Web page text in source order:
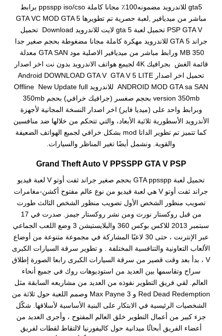
gta5 للاندرويد مضمونه100٪ مجانا كاملة ppsspp iso/cso برابط
مباشر من ميديافير ,لعبة حصرية تم تطويرها GTA VC MOD GTA 5
PSP GTA V تحميل لعبة gta 5 لايت للاندرويد Download تحميل
جراند 5 GTA للاندرويد مهكرة كاملة مجانا مضغوطة بحجم صغير جدا
350 MB ورابط مباشر من ميديافير الاصلية مود GTA SAN معدلة
قائمة الغش بجرافيك 4K لجيمع هواتف الاندرويد بدون نت اخر اصدار
تحميل اخر اصدار Android DOWNLOAD GTA V GTA V 5 LITE
ANDROID MOD GTA sa SAN للاندرويد Offline New Update full
version 350mb بحجم صغسر (جرافيك خرافي) بحجم 350mb
وبرابط واحد على (ميديا فاير) اخر اصدار النسخة المجانية لأجهزة
الأندرويد الأسطورية ثلاثية الأبعاد، والتي تتحكم من خلالها ضد منافسين
كما تتميز تم تطوير الداتا mod بشكل خرافي لجميع الهواتف الضعيفة
والقوية. ونشمل أيضًا تغير المناظر والسيارات.
Grand Theft Auto V PPSSPP GTA V PSP
تحميل لعبة GTA ppsspp بحجم صغير جراند ثفت أوتو V لعبة فيديو
جراند ثفت أوتو V هي لعبة فيديو من نوع عالم مفتوح أكشن-مغامرات
تصويب منظور الشخص الأول تصويب منظور الشخص الثالث طورت
من قبل روكستار نورث ومن نشر روكستار جيمز. صدرت في 17
سبتمبر 2013 للاكس بوكس 360 والبلايستيشن 3 وضع اللعب الجماعي
عبر الإنترنت ، حتى 30 لاعبًا المشاركة في مجموعة متنوعة من أوضاع
الألعاب التعاونية والتنافسية المختلفة . و تطوير سرقة السيارات الكبرى
V ، بدأ بعد وقت قصير من سرقة السيارات الكبرى رابعا الصورة إطلاق
سراح وتقاسمها بين العديد من استوديوهات روك في جميع أنحاء
العالم. لقي فريق التطوير نفوذه من العديد من مشاريعه السابقة مثل
Red Dead Redemption و Max Payne 3 وصمم اللعبة حول ثلاثة من
الشخصيات الرئيسية في الابتكار على البنية الأساسية لأسلافها. شكّل
جزء كبير من أعمال التطوير خلق العالم المفتوح ، وأجرى العديد من
أعضاء الفريق أبحاثًا ميدانية حول كاليفورنيا لالتقاط لقطات لفريق